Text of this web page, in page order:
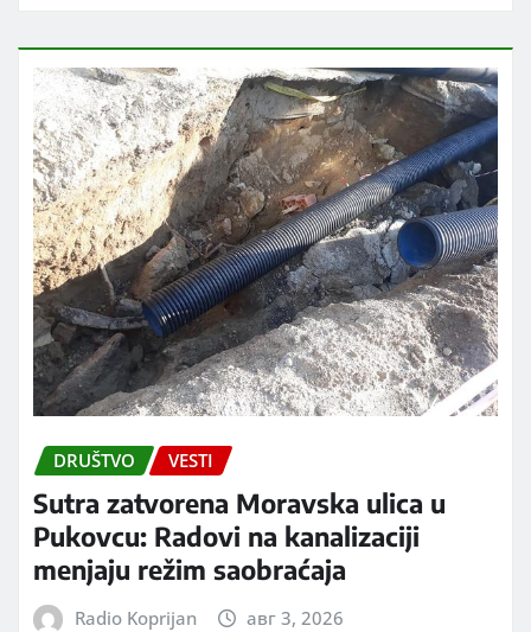
DRUŠTVO VESTI
Sutra zatvorena Moravska ulica u
Pukovcu: Radovi na kanalizaciji
menjaju režim saobraćaja
Radio Koprijan авг 3, 2026